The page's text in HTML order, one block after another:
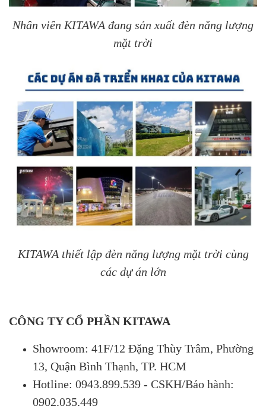
Nhân viên KITAWA đang sản xuất đèn năng lượng
mặt trời
KITAWA thiết lập đèn năng lượng mặt trời cùng
các dự án lớn
CÔNG TY CỔ PHẦN KITAWA
Showroom: 41F/12 Đặng Thùy Trâm, Phường
13, Quận Bình Thạnh, TP. HCM
Hotline: 0943.899.539 - CSKH/Bảo hành:
0902.035.449